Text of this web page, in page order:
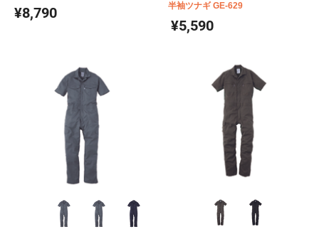
袖ツナギ GE-447
¥8,790
半袖ツナギ GE-629
¥5,590